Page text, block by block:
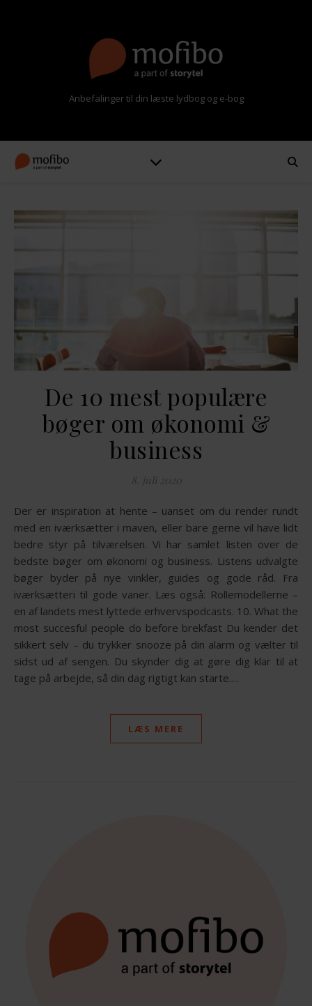
Anbefalinger til din læste lydbog og e-bog
De 10 mest populære
bøger om økonomi &
business
8. juli 2020
Der er inspiration at hente – uanset om du render rundt
med en iværksætter i maven, eller bare gerne vil have lidt
bedre styr på tilværelsen. Vi har samlet listen over de
bedste bøger om økonomi og business. Listens udvalgte
bøger byder på nye vinkler, guides og gode råd. Fra
iværksætteri til gode vaner. Læs også: Rollemodellerne –
en af landets mest lyttede erhvervspodcasts. 10. What the
most succesful people do before brekfast Du kender det
sikkert selv – du trykker snooze på din alarm og vælter til
sidst ud af sengen. Du skynder dig at gøre dig klar til at
tage på arbejde, så din dag rigtigt kan starte.…
LÆS MERE